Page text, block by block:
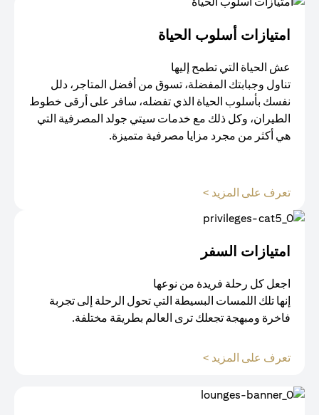
امتيازات أسلوب الحياة​
عش الحياة التي تطمح إليها
تناول وجبابتك المفضلة، تسوق من أفضل المتاجر، دلل
نفسك بأسلوب الحياة الذي تفضله، سافر على أرقى خطوط
الطيران، وكل ذلك مع خدمات سيتي جولد المصرفية التي
هي أكثر من مجرد مزايا مصرفية متميزة.
تعرف على المزيد >
امتيازات السفر
اجعل كل رحلة فريدة من نوعها
إنها تلك اللمسات البسيطة التي تحول الرحلة إلى تجربة
فاخرة ومبهجة تجعلك ترى العالم بطريقة مختلفة.
تعرف على المزيد >